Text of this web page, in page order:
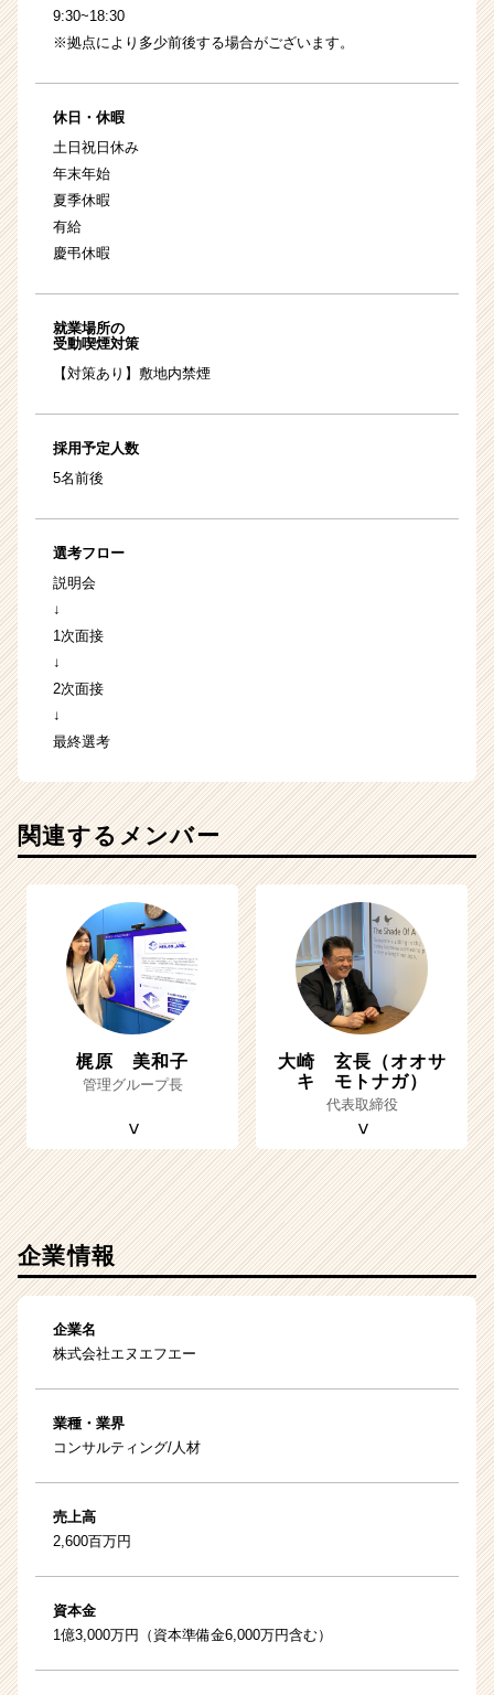
9:30~18:30
※拠点により多少前後する場合がございます。
休日・休暇
土日祝日休み
年末年始
夏季休暇
有給
慶弔休暇
就業場所の
受動喫煙対策
【対策あり】敷地内禁煙
採用予定人数
5名前後
選考フロー
説明会
↓
1次面接
↓
2次面接
↓
最終選考
関連するメンバー
梶原 美和子
管理グループ長
大崎 玄長（オオサ
キ モトナガ）
代表取締役
企業情報
企業名
株式会社エヌエフエー
業種・業界
コンサルティング/人材
売上高
2,600百万円
資本金
1億3,000万円（資本準備金6,000万円含む）